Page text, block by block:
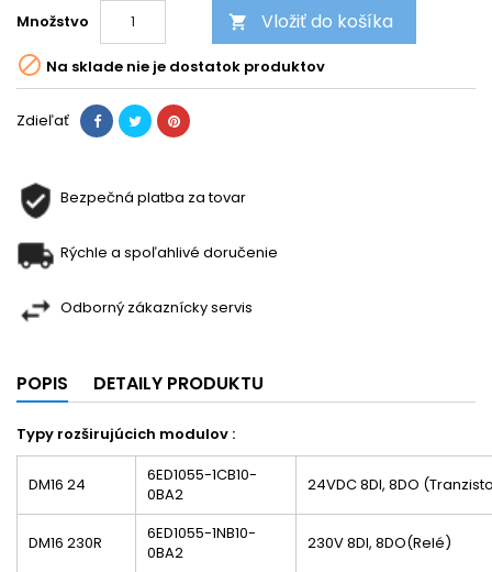
Množstvo  Vložiť do košíka
 Na sklade nie je dostatok produktov
Zdieľať
Bezpečná platba za tovar
Rýchle a spoľahlivé doručenie
Odborný zákaznícky servis
POPIS DETAILY PRODUKTU
Typy rozširujúcich modulov :
DM16 24
6ED1055-1CB10-
0BA2
24VDC 8DI, 8DO
DM16 230R
6ED1055-1NB10-
0BA2
230V 8DI, 8DO(Relé)